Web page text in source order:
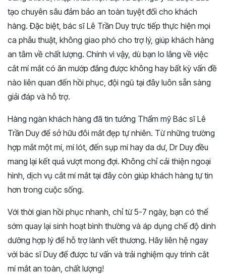
tạo chuyên sâu đảm bảo an toàn tuyệt đối cho khách
hàng. Đặc biệt, bác sĩ Lê Trần Duy trực tiếp thực hiện mọi
ca phẫu thuật, không giao phó cho trợ lý, giúp khách hàng
an tâm về chất lượng. Chính vì vậy, dù bạn lo lắng về việc
cắt mí mắt có ăn mướp đắng được không hay bất kỳ vấn đề
nào liên quan đến hồi phục, đội ngũ tại đây luôn sẵn sàng
giải đáp và hỗ trợ.
Hàng ngàn khách hàng đã tin tưởng Thẩm mỹ Bác sĩ Lê
Trần Duy để sở hữu đôi mắt đẹp tự nhiên. Từ những trường
hợp mắt một mí, mí lót, đến sụp mí hay da dư, Dr Duy đều
mang lại kết quả vượt mong đợi. Không chỉ cải thiện ngoại
hình, dịch vụ cắt mí mắt tại đây còn giúp khách hàng tự tin
hơn trong cuộc sống.
Với thời gian hồi phục nhanh, chỉ từ 5-7 ngày, bạn có thể
sớm quay lại sinh hoạt bình thường và áp dụng chế độ dinh
dưỡng hợp lý để hỗ trợ lành vết thương. Hãy liên hệ ngay
với bác sĩ Duy để được tư vấn và trải nghiệm quy trình cắt
mí mắt an toàn, chất lượng!